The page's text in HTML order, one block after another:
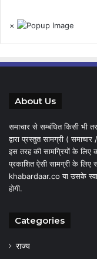
×
About Us
समाचार से सम्बंधित किसी भी
द्वारा प्रस्तुत सामग्री (
इस तरह की सामग्रियों के लिए
प्रकाशित ऐसी सामग्री के लिए
khabardaar.co या उसके
होगी.
Categories
राज्य